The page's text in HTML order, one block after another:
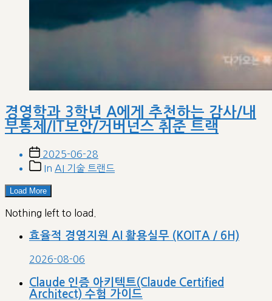
경영학과 3학년 A에게 추천하는 감사/내
부통제/IT보안/거버넌스 취준 트랙
Post
date
2025-06-28
PostIn AI 기술 트랜드
Load More
Nothing left to load.
효율적 경영지원 AI 활용실무 (KOITA / 6H)
2026-08-06
Claude 인증 아키텍트(Claude Certified
Architect) 수험 가이드